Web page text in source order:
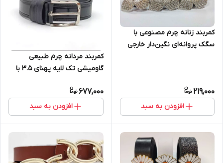
کمربند زنانه چرم مصنوعی با
سگک پروانه‌ای نگین‌دار خارجی
219,000
افزودن به سبد
کمربند مردانه چرم طبیعی
گاومیشی تک لایه پهنای 3.5 با
677,000
افزودن به سبد